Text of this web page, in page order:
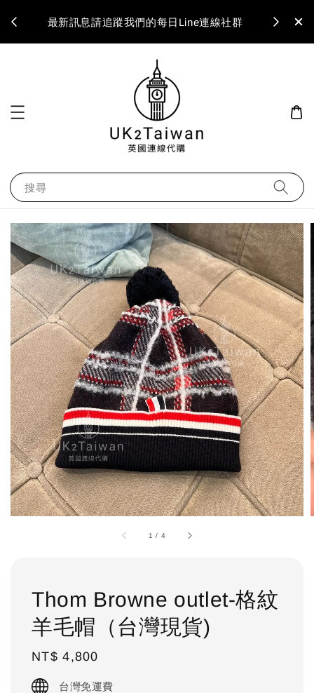
最新訊息請追蹤我們的每日Line連線社群
搜尋
1 / 4
Thom Browne outlet-格紋
羊毛帽（台灣現貨)
Regular
price
NT$ 4,800
台灣免運費